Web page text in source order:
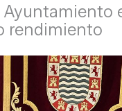
rendimiento